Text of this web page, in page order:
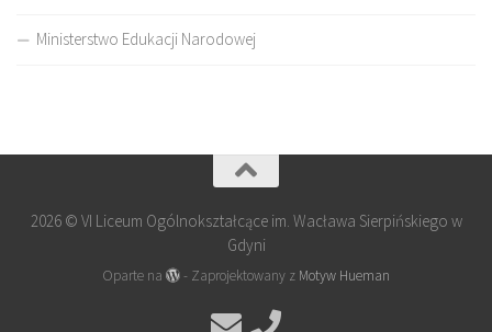
Ministerstwo Edukacji Narodowej
2026 © VI Liceum Ogólnokształcące im. Wacława Sierpińskiego w
Gdyni
Oparte na - Zaprojektowany z Motyw Hueman